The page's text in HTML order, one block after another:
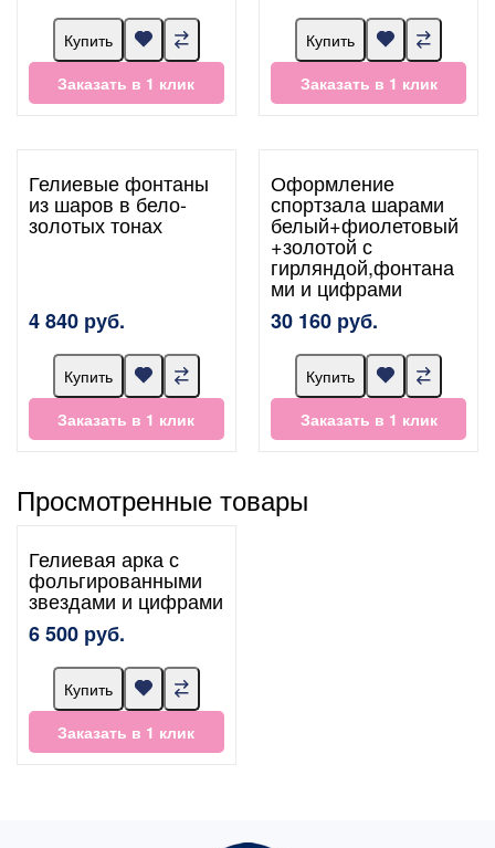
Купить
Заказать в 1 клик
Купить
Заказать в 1 клик
Гелиевые фонтаны
из шаров в бело-
золотых тонах
4 840 руб.
Купить
Заказать в 1 клик
Оформление
спортзала шарами
белый+фиолетовый
+золотой с
гирляндой,фонтана
ми и цифрами
30 160 руб.
Купить
Заказать в 1 клик
Просмотренные товары
Гелиевая арка с
фольгированными
звездами и цифрами
6 500 руб.
Купить
Заказать в 1 клик